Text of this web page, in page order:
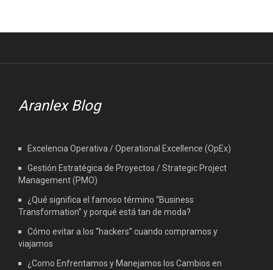
Aranlex Blog
Excelencia Operativa / Operational Excellence (OpEx)
Gestión Estratégica de Proyectos / Strategic Project
Management (PMO)
¿Qué significa el famoso término “Business
Transformation” y porqué está tan de moda?
Cómo evitar a los “hackers” cuando compramos y
viajamos
¿Como Enfrentamos y Manejamos los Cambios en